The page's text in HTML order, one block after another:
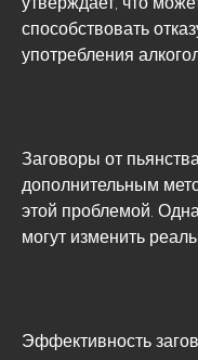
способствовать
употребления
Заговоры от
дополнительным
этой проблемой.
могут изменить
Эффективность